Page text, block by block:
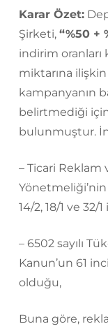
Karar Özet:
Şirketi, “%50 +
indirim
miktarına ilişkin
kampanyanın
belirtmediği için
bulunmuştur.
– Ticari Reklam
Yönetmeliği’nin
14/2, 18/1 ve
– 6502 sayılı
Kanun’un 61
olduğu,
Buna göre,